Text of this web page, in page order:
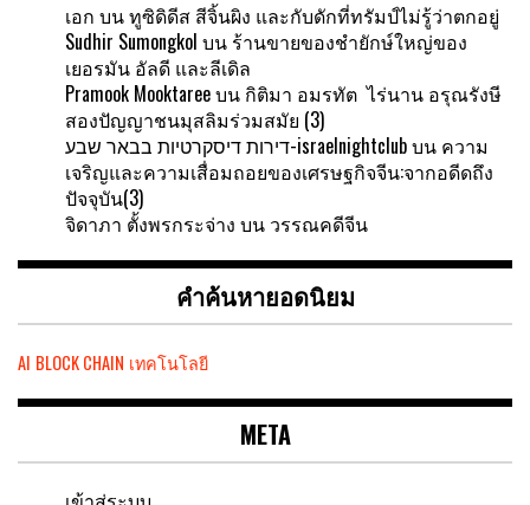
เอก บนทูซิดิดีส สีจิ้นผิง และกับดักที่ทรัมป์ไม่รู้ว่าตกอยู่
Sudhir Sumongkol บน ร้านขายของชำยักษ์ใหญ่ของ
เยอรมัน อัลดี และลีเดิล
Pramook Mooktareeบน กิติมา อมรทัต ไร่นาน อรุณรังษี
สองปัญญาชนมุสลิมร่วมสมัย (3)
דירות דיסקרטיות בבאר שבע-israelnightclubบน ความ
เจริญและความเสื่อมถอยของเศรษฐกิจจีน:จากอดีดถึง
ปัจจุบัน(3)
จิดาภา ตั้งพรกระจ่าง บน วรรณคดีจีน
คำค้นหายอดนิยม
AI BLOCK CHAIN เทคโนโลยี
META